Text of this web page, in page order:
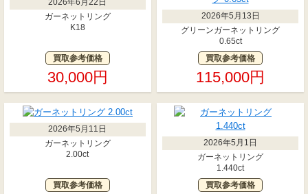
ガーネットリング
K18
買取参考価格
30,000円
2026年5月13日
グリーンガーネットリング
0.65ct
買取参考価格
115,000円
2026年5月11日
ガーネットリング
2.00ct
買取参考価格
2026年5月1日
ガーネットリング
1.440ct
買取参考価格